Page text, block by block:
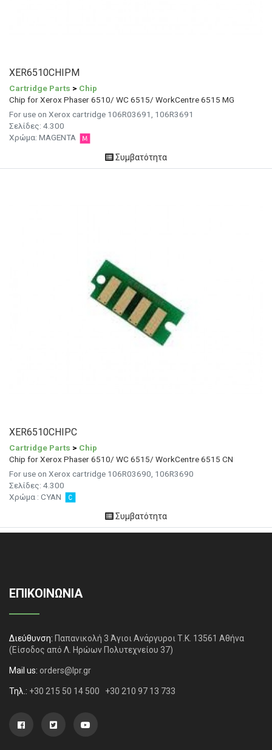
XER6510CHIPM
Cartridge Parts > Chip
Chip for Xerox Phaser 6510/ WC 6515/ WorkCentre 6515 MG
For use on Xerox cartridge 106R03691, 106R3691
Σελίδες: 4.300
Χρώμα: MAGENTA
Συμβατότητα
XER6510CHIPC
Cartridge Parts > Chip
Chip for Xerox Phaser 6510/ WC 6515/ WorkCentre 6515 CN
For use on Xerox cartridge 106R03690, 106R3690
Σελίδες: 4.300
Χρώμα : CYAN
Συμβατότητα
ΕΠΙΚΟΙΝΩΝΙΑ
Διεύθυνση: Παπανικολή 3 Άγιοι Ανάργυροι Τ.Κ. 13561 Αθήνα
(Είσοδος από Λ. Ηρώων Πολυτεχνείου 37)
Mail us: orders@lpr.gr
Τηλ.: +30 215 50 14 500 +30 210 97 13 733